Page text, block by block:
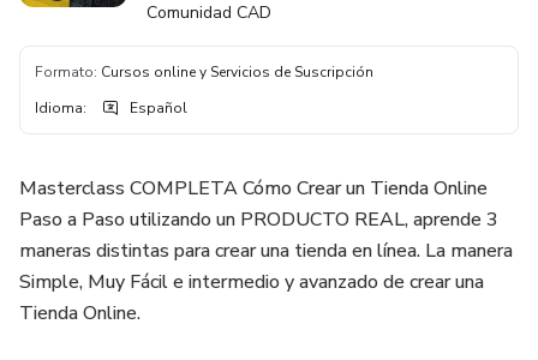
Comunidad CAD
Formato: Cursos online y Servicios de Suscripción
Idioma: Español
Masterclass COMPLETA Cómo Crear un Tienda Online
Paso a Paso utilizando un PRODUCTO REAL, aprende 3
maneras distintas para crear una tienda en línea. La manera
Simple, Muy Fácil e intermedio y avanzado de crear una
Tienda Online.